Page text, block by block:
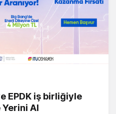
EPDK iş birliğiyle
Al